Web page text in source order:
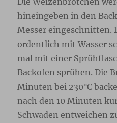
hineingeben in den
Messer eingeschnitten.
ordentlich mit Wasser
mal mit einer
Backofen sprühen. Die
Minuten bei 230°C
nach den 10 Minuten
Schwaden entweichen